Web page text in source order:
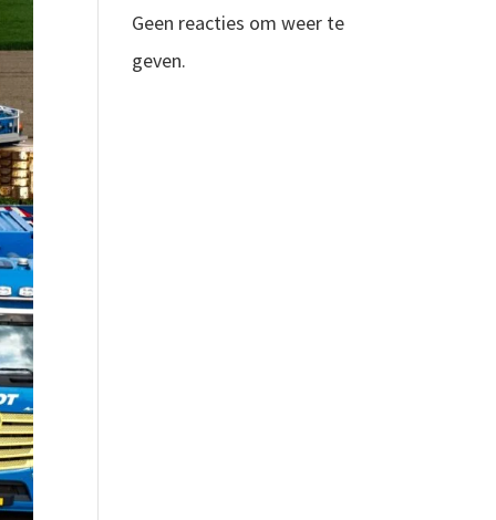
Geen reacties om weer te
geven.